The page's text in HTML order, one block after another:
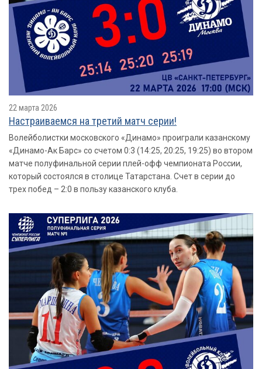
22 марта 2026
Настраиваемся на третий матч серии!
Волейболистки московского «Динамо» проиграли казанскому
«Динамо-Ак Барс» со счетом 0:3 (14:25, 20:25, 19:25) во втором
матче полуфинальной серии плей-офф чемпионата России,
который состоялся в столице Татарстана. Счет в серии до
трех побед – 2:0 в пользу казанского клуба.